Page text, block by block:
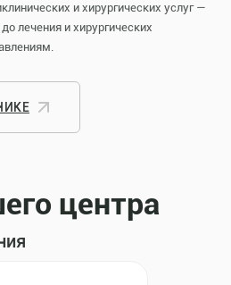
и хирургических услуг —
лечения и хирургических
центра